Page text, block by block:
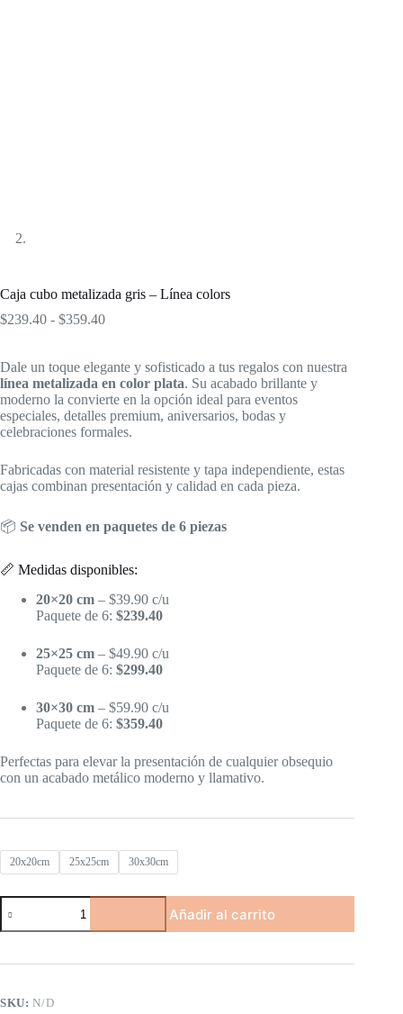
Caja cubo metalizada gris – Línea colors
$239.40 - $359.40Rango
desde
$239.40
hasta
$359.40
Dale un toque elegante y sofisticado a tus regalos con nuestra
línea metalizada en color plata. Su acabado brillante y
moderno la convierte en la opción ideal para eventos
especiales, detalles premium, aniversarios, bodas y
celebraciones formales.
Fabricadas con material resistente y tapa independiente, estas
cajas combinan presentación y calidad en cada pieza.
📦 Se venden en paquetes de 6 piezas
📏 Medidas disponibles:
20×20 cm – $39.90 c/u
Paquete de 6: $239.40
25×25 cm – $49.90 c/u
Paquete de 6: $299.40
30×30 cm – $59.90 c/u
Paquete de 6: $359.40
Perfectas para elevar la presentación de cualquier obsequio
con un acabado metálico moderno y llamativo.
20x20cm 25x25cm 30x30cm
Caja
cubo
metalizada
-
cantidad
Añadir al carrito
SKU:N/D